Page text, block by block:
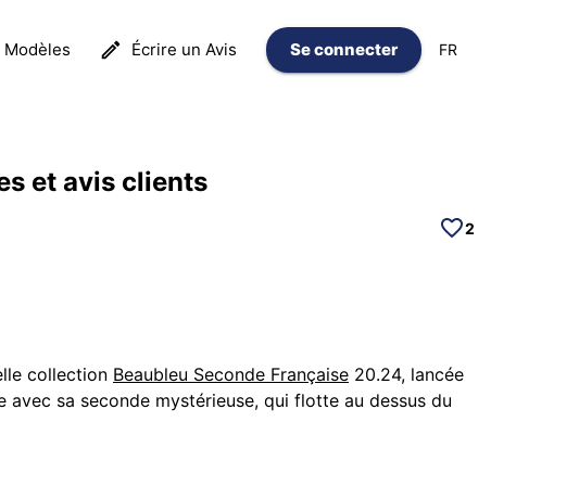
Modèles Écrire un Avis Se connecter FR
et avis clients
2
collection Beaubleu Seconde Française 20.24, lancée
avec sa seconde mystérieuse, qui flotte au dessus du
la lignée esthétique de la marque bien connue